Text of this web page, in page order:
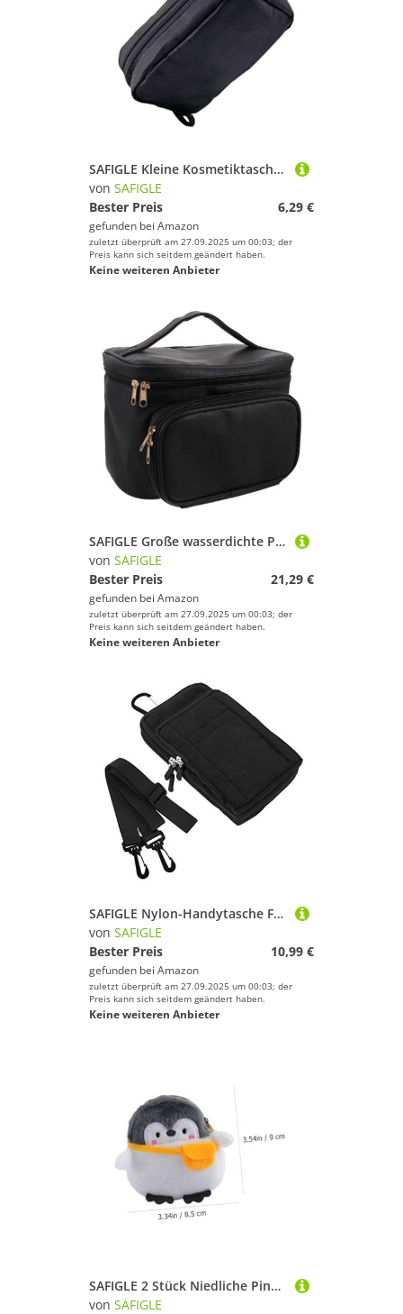
SAFIGLE Kleine Kosmetiktasche Damen Nylon Reise Make up Organizer Handtasche mit Großem Fassungsvermögen Schwarz rot Leicht und Strapazierfähig für Urlaub Business Outdoor Zufällige Farbe
von SAFIGLE
Bester Preis
6,29 €
gefunden bei Amazon
zuletzt überprüft am 27.09.2025 um 00:03; der
Preis kann sich seitdem geändert haben.
Keine weiteren Anbieter
SAFIGLE Große wasserdichte PU Kosmetiktasche Damen Reise Makeup Bag Organizer mit Reißverschluss Geräumig Leicht und Kompakt Praktischer Kulturbeutel für Outdoor und Längere Reisen in
von SAFIGLE
Bester Preis
21,29 €
gefunden bei Amazon
zuletzt überprüft am 27.09.2025 um 00:03; der
Preis kann sich seitdem geändert haben.
Keine weiteren Anbieter
SAFIGLE Nylon-Handytasche Für Telefon Lagerung Mit Reißverschluss Leicht Und Langlebig Für Reisen Wandern Laufen Reiten Spazierengehen Aufbewahrung Von Schlüsseln Flasche Tickets
von SAFIGLE
Bester Preis
10,99 €
gefunden bei Amazon
zuletzt überprüft am 27.09.2025 um 00:03; der
Preis kann sich seitdem geändert haben.
Keine weiteren Anbieter
SAFIGLE 2 Stück Niedliche Pinguin Münzgeldbörse Cartoon Aufbewahrungstasche mit Reißverschluss Praktischer Kleiner Beutel für Kleingeld Schlüssel Mädchen und Frauen
von SAFIGLE